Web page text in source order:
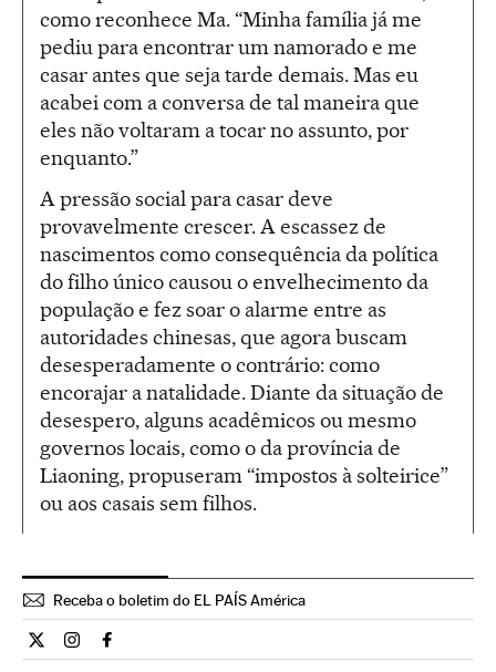
como reconhece Ma. “Minha família já me
pediu para encontrar um namorado e me
casar antes que seja tarde demais. Mas eu
acabei com a conversa de tal maneira que
eles não voltaram a tocar no assunto, por
enquanto.”
A pressão social para casar deve
provavelmente crescer. A escassez de
nascimentos como consequência da política
do filho único causou o envelhecimento da
população e fez soar o alarme entre as
autoridades chinesas, que agora buscam
desesperadamente o contrário: como
encorajar a natalidade. Diante da situação de
desespero, alguns acadêmicos ou mesmo
governos locais, como o da província de
Liaoning, propuseram “impostos à solteirice”
ou aos casais sem filhos.
Receba o boletim do EL PAÍS América
Internacional El País Brasil en Twitter
Internacional El País Brasil en Instagram
Internacional El País Brasil en Facebook